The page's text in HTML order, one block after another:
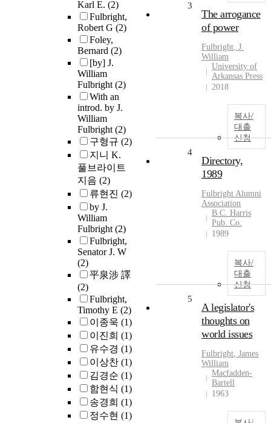
Karl E. (2)
Fulbright,
Robert G (2)
Foley,
Bernard (2)
[by] J.
William
Fulbright(2)
With an
introd. by J.
William
Fulbright(2)
구형규 (2)
지니 K.
풀브라이트
지음 (2)
류현진 (2)
by J.
William
Fulbright(2)
Fulbright,
Senator J. W
(2)
平泉涉 譯
(2)
Fulbright,
Timothy E (2)
이종욱 (1)
이진희 (1)
유수경 (1)
이상찬 (1)
김경순 (1)
함현식 (1)
송경희 (1)
정수현 (1)
3
The arrogance
of power
Fulbright, J.
William
University of
Arkansas Press
2018
복사/
대출
신청
4
Directory,
1989
Fulbright Alumni
Association
B.C. Harris
Pub. Co.
1989
복사/
대출
신청
5
A legislator's
thoughts on
world issues
Fulbright, James
William
Macfadden-
Bartell
1963